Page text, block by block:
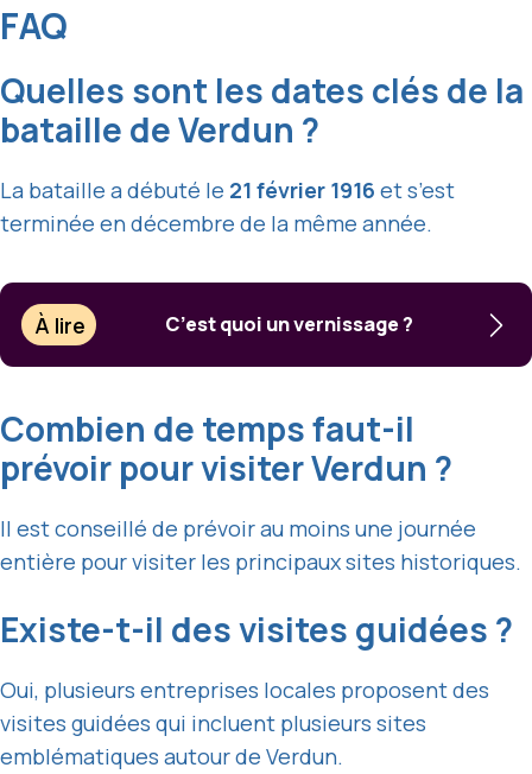
FAQ
Quelles sont les dates clés de la
bataille de Verdun ?
La bataille a débuté le 21 février 1916 et s’est
terminée en décembre de la même année.
À lire C’est quoi un vernissage ?
Combien de temps faut-il
prévoir pour visiter Verdun ?
Il est conseillé de prévoir au moins une journée
entière pour visiter les principaux sites historiques.
Existe-t-il des visites guidées ?
Oui, plusieurs entreprises locales proposent des
visites guidées qui incluent plusieurs sites
emblématiques autour de Verdun.